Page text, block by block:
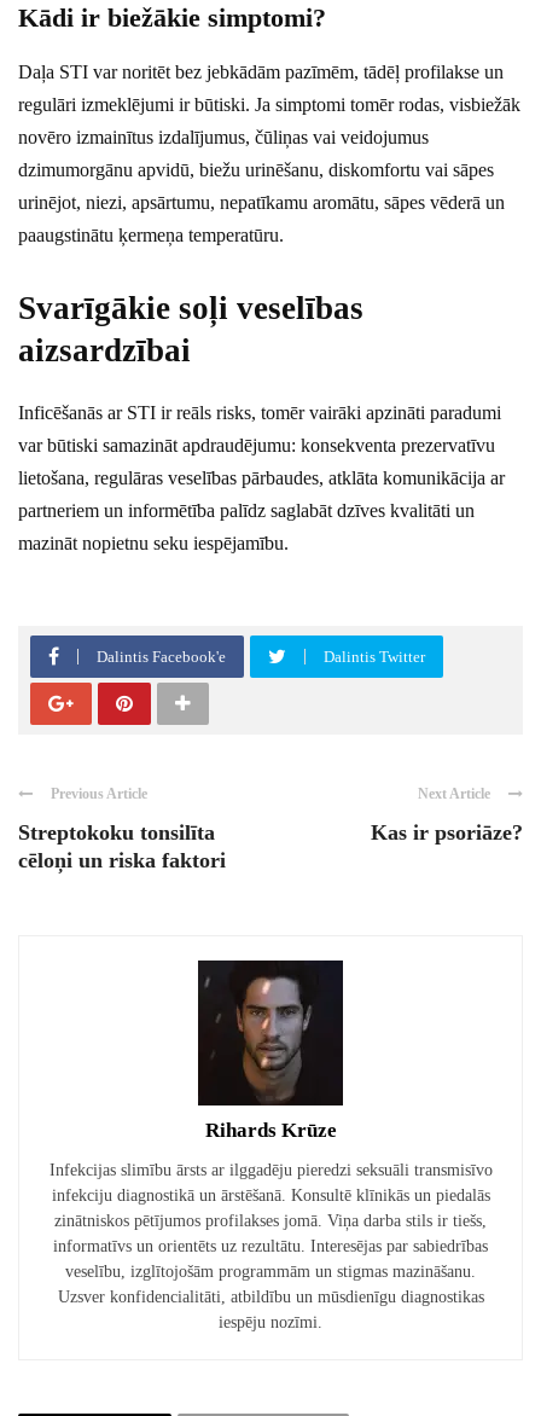
Kādi ir biežākie simptomi?
Daļa STI var noritēt bez jebkādām pazīmēm, tādēļ profilakse un
regulāri izmeklējumi ir būtiski. Ja simptomi tomēr rodas, visbiežāk
novēro izmainītus izdalījumus, čūliņas vai veidojumus
dzimumorgānu apvidū, biežu urinēšanu, diskomfortu vai sāpes
urinējot, niezi, apsārtumu, nepatīkamu aromātu, sāpes vēderā un
paaugstinātu ķermeņa temperatūru.
Svarīgākie soļi veselības
aizsardzībai
Inficēšanās ar STI ir reāls risks, tomēr vairāki apzināti paradumi
var būtiski samazināt apdraudējumu: konsekventa prezervatīvu
lietošana, regulāras veselības pārbaudes, atklāta komunikācija ar
partneriem un informētība palīdz saglabāt dzīves kvalitāti un
mazināt nopietnu seku iespējamību.
Dalintis Facebook'e Dalintis Twitter
Previous Article
Streptokoku tonsilīta
cēloņi un riska faktori
Next Article
Kas ir psoriāze?
Rihards Krūze
Infekcijas slimību ārsts ar ilggadēju pieredzi seksuāli transmisīvo
infekciju diagnostikā un ārstēšanā. Konsultē klīnikās un piedalās
zinātniskos pētījumos profilakses jomā. Viņa darba stils ir tiešs,
informatīvs un orientēts uz rezultātu. Interesējas par sabiedrības
veselību, izglītojošām programmām un stigmas mazināšanu.
Uzsver konfidencialitāti, atbildību un mūsdienīgu diagnostikas
iespēju nozīmi.